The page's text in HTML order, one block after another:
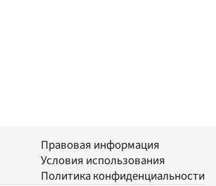
Правовая информация
Условия использования
Политика конфиденциальности